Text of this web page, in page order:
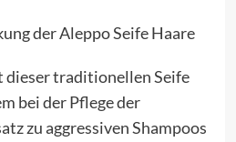
der Aleppo Seife Haare
dieser traditionellen Seife
bei der Pflege der
zu aggressiven Shampoos